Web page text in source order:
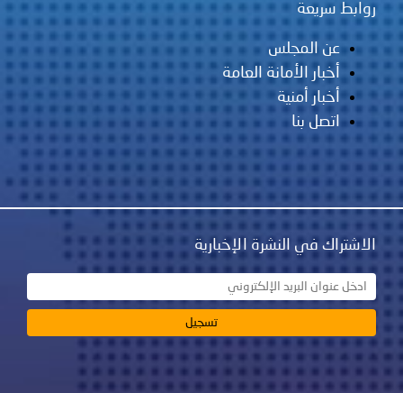
روابط سريعة
عن المجلس
أخبار الأمانة العامة
أخبار أمنية
اتصل بنا
الاشتراك في النشرة الإخبارية